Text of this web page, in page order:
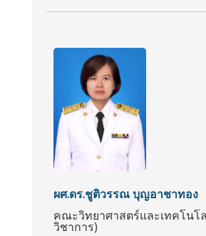
ผศ.ดร.ชูติวรรณ บุญอาชาทอง
คณะวิทยาศาสตร์และเทคโนโ
วิชาการ)